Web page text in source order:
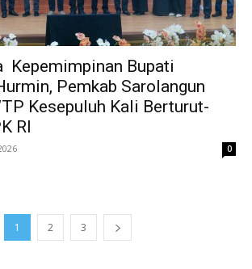
Kepemimpinan Bupati
Pemkab Sarolangun
Kesepuluh Kali Berturut-
RI
0
1 2 3